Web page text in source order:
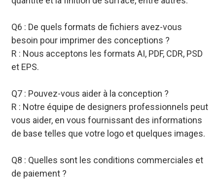
Q6 : De quels formats de fichiers avez-vous
besoin pour imprimer des conceptions ?
R : Nous acceptons les formats AI, PDF, CDR, PSD
et EPS.
Q7 : Pouvez-vous aider à la conception ?
R : Notre équipe de designers professionnels peut
vous aider, en vous fournissant des informations
de base telles que votre logo et quelques images.
Q8 : Quelles sont les conditions commerciales et
de paiement ?